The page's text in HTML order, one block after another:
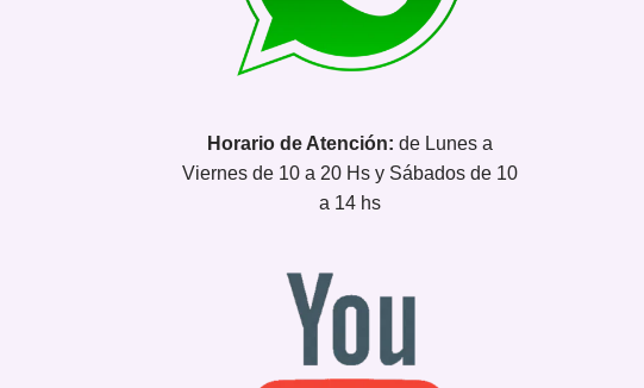
Horario de Atención: de Lunes a
Viernes de 10 a 20 Hs y Sábados de 10
a 14 hs